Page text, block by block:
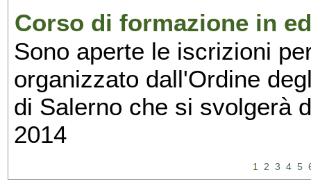
Corso di formazione in
Sono aperte le iscrizioni
organizzato dall'Ordine
di Salerno che si svolgerà
2014
1 2 3 4 5